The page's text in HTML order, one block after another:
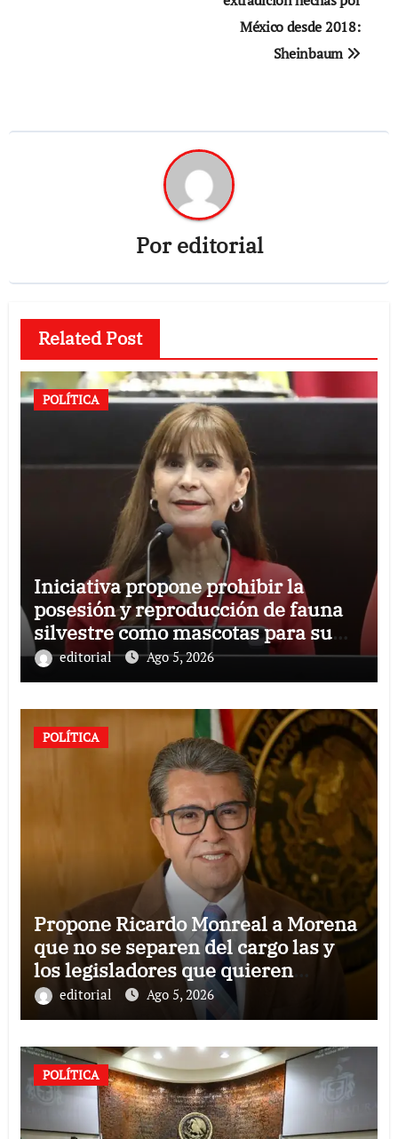
México desde 2018:
Sheinbaum
Poreditorial
Related Post
POLÍTICA
Iniciativa propone prohibir la
posesión y reproducción de fauna
silvestre como mascotas para su
comercialización
editorial Ago 5, 2026
POLÍTICA
Propone Ricardo Monreal a Morena
que no se separen del cargo las y
los legisladores que quieren
reelegirse
editorial Ago 5, 2026
POLÍTICA